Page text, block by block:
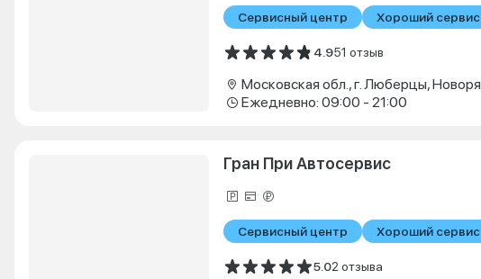
Сервисный центр Хороший сервис
4.951 отзыв
Ежедневно: 09:00 - 21:00
Гран При Автосервис
Сервисный центр Хороший сервис
5.02 отзыва